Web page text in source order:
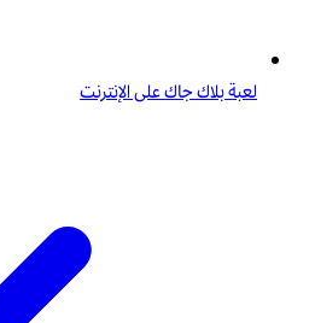
لعبة بلاك جاك على الإنترنت